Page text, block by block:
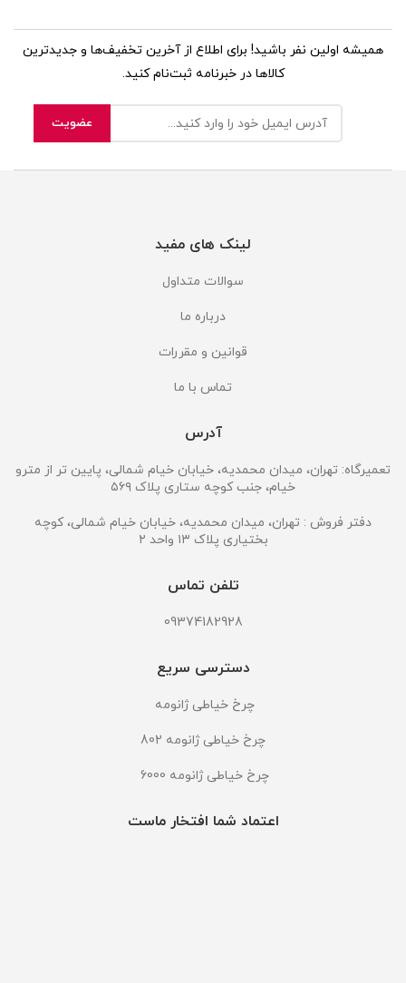
همیشه اولین نفر باشید! برای اطلاع از آخرین تخفیف‌ها و جدیدترین
کالاها در خبرنامه ثبت‌نام کنید.
لینک های مفید
سوالات متداول
درباره ما
قوانین و مقررات
تماس با ما
آدرس
تعمیرگاه: تهران، میدان محمدیه، خیابان خیام شمالی، پایین تر از مترو
خیام، جنب کوچه ستاری پلاک ۵۶۹
دفتر فروش : تهران، میدان محمدیه، خیابان خیام شمالی، کوچه
بختیاری پلاک ۱۳ واحد ۲
تلفن تماس
09374182928
دسترسی سریع
چرخ خیاطی ژانومه
چرخ خیاطی ژانومه 802
چرخ خیاطی ژانومه 6000
اعتماد شما افتخار ماست